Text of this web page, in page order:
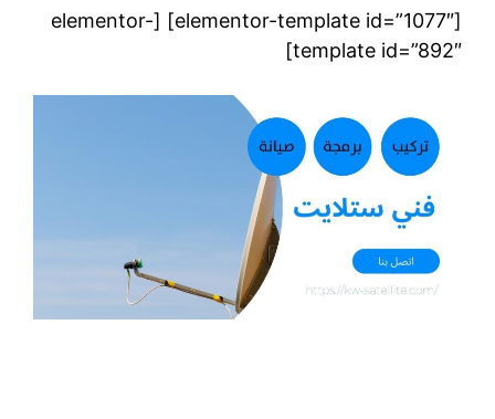
[elementor-template id=”1077″] [elementor-
template id=”892″]